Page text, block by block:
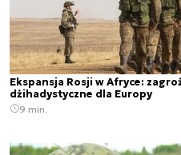
Ekspansja Rosji w Afryce:
dżihadystyczne dla Europy
9 min.